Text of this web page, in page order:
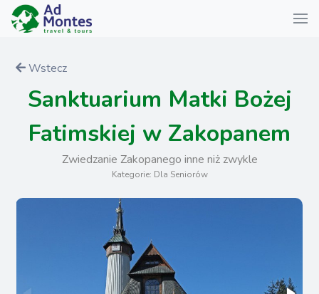
Wstecz
Sanktuarium Matki Bożej
Fatimskiej w Zakopanem
Zwiedzanie Zakopanego inne niż zwykle
Kategorie: Dla Seniorów